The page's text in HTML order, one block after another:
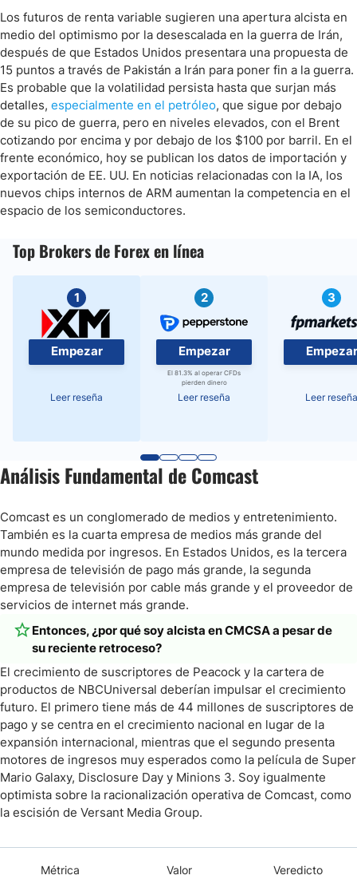
Los futuros de renta variable sugieren una apertura alcista en
medio del optimismo por la desescalada en la guerra de Irán,
después de que Estados Unidos presentara una propuesta de
15 puntos a través de Pakistán a Irán para poner fin a la guerra.
Es probable que la volatilidad persista hasta que surjan más
detalles, especialmente en el petróleo, que sigue por debajo
de su pico de guerra, pero en niveles elevados, con el Brent
cotizando por encima y por debajo de los $100 por barril. En el
frente económico, hoy se publican los datos de importación y
exportación de EE. UU. En noticias relacionadas con la IA, los
nuevos chips internos de ARM aumentan la competencia en el
espacio de los semiconductores.
Top Brokers de Forex en línea
1
Empezar
Leer reseña
2
Empezar
El 81.3% al operar CFDs
pierden dinero
Leer reseña
3
Empezar
Leer reseña
Análisis Fundamental de Comcast
Comcast es un conglomerado de medios y entretenimiento.
También es la cuarta empresa de medios más grande del
mundo medida por ingresos. En Estados Unidos, es la tercera
empresa de televisión de pago más grande, la segunda
empresa de televisión por cable más grande y el proveedor de
servicios de internet más grande.
Entonces, ¿por qué soy alcista en CMCSA a pesar de
su reciente retroceso?
El crecimiento de suscriptores de Peacock y la cartera de
productos de NBCUniversal deberían impulsar el crecimiento
futuro. El primero tiene más de 44 millones de suscriptores de
pago y se centra en el crecimiento nacional en lugar de la
expansión internacional, mientras que el segundo presenta
motores de ingresos muy esperados como la película de Super
Mario Galaxy, Disclosure Day y Minions 3. Soy igualmente
optimista sobre la racionalización operativa de Comcast, como
la escisión de Versant Media Group.
Métrica Valor Veredicto